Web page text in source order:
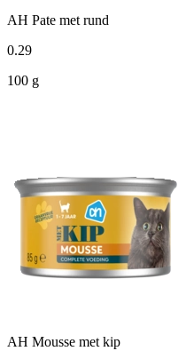
AH Pate met rund
0.29
100 g
AH Mousse met kip